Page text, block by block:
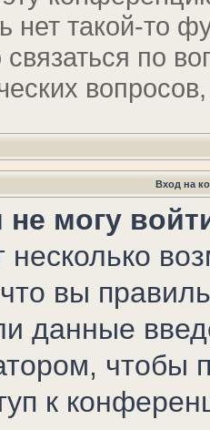
нет такой-то
по
Вход на
могу
несколько
вы
данные
чтобы
к